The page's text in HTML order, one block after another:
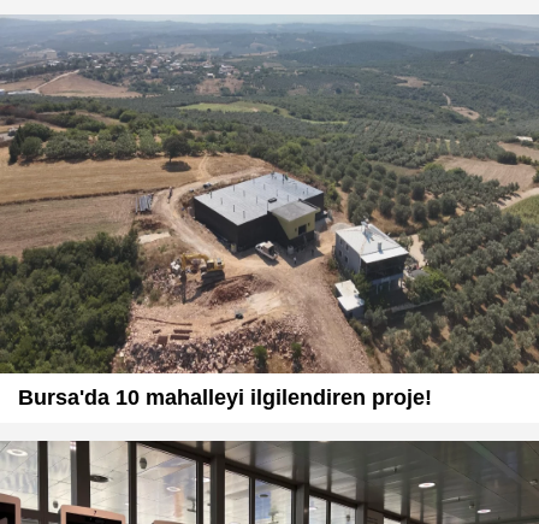
Bursa'da 10 mahalleyi ilgilendiren proje!